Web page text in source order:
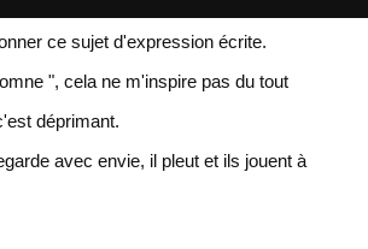
ce sujet d'expression écrite.
", cela ne m'inspire pas du tout
déprimant.
avec envie, il pleut et ils jouent à